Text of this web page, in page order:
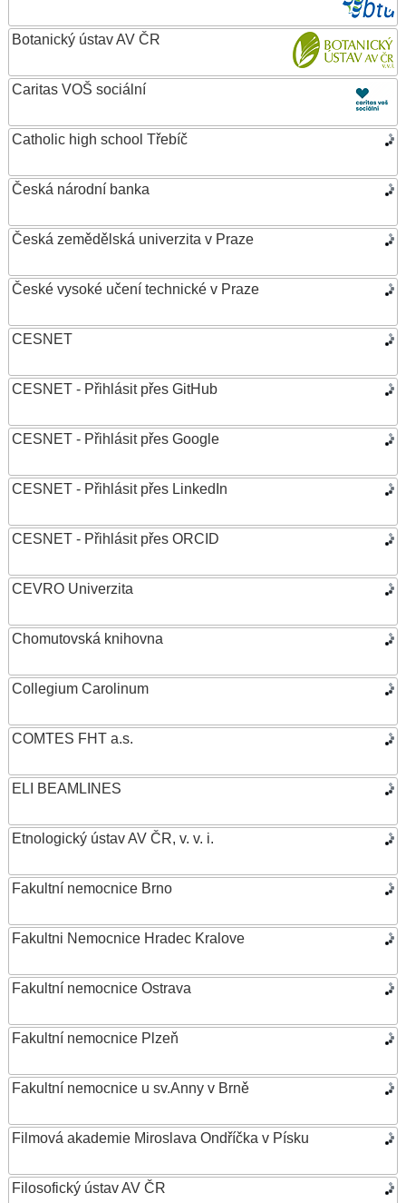
Botanický ústav AV ČR
Caritas VOŠ sociální
Catholic high school Třebíč
Česká národní banka
Česká zemědělská univerzita v Praze
České vysoké učení technické v Praze
CESNET
CESNET - Přihlásit přes GitHub
CESNET - Přihlásit přes Google
CESNET - Přihlásit přes LinkedIn
CESNET - Přihlásit přes ORCID
CEVRO Univerzita
Chomutovská knihovna
Collegium Carolinum
COMTES FHT a.s.
ELI BEAMLINES
Etnologický ústav AV ČR, v. v. i.
Fakultní nemocnice Brno
Fakultni Nemocnice Hradec Kralove
Fakultní nemocnice Ostrava
Fakultní nemocnice Plzeň
Fakultní nemocnice u sv.Anny v Brně
Filmová akademie Miroslava Ondříčka v Písku
Filosofický ústav AV ČR